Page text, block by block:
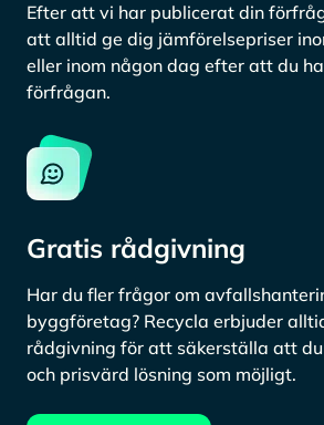
Efter att vi har publicerat din
att alltid ge dig jämförelsepriser
eller inom någon dag efter att du
förfrågan.
Gratis rådgivning
Har du fler frågor om
byggföretag? Recycla erbjuder
rådgivning för att säkerställa att
och prisvärd lösning som möjligt.